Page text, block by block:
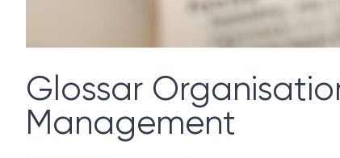
Glossar
Management